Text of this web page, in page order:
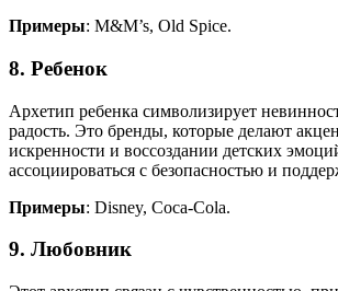
Примеры: M&M’s, Old Spice.
8. Ребенок
Архетип ребенка символизирует
радость. Это бренды, которые делают
искренности и воссоздании детских
ассоциироваться с безопасностью и
Примеры: Disney, Coca-Cola.
9. Любовник